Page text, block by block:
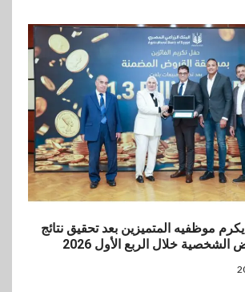
يكرم موظفيه المتميزين بعد تحقيق نتائج
خلال الربع الأول 2026